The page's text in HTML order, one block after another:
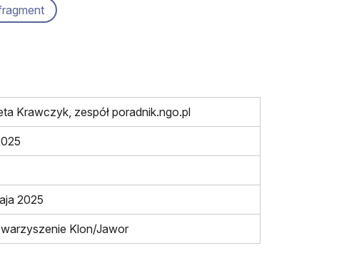
Krawczyk, zespół poradnik.ngo.pl
2025
Klon/Jawor